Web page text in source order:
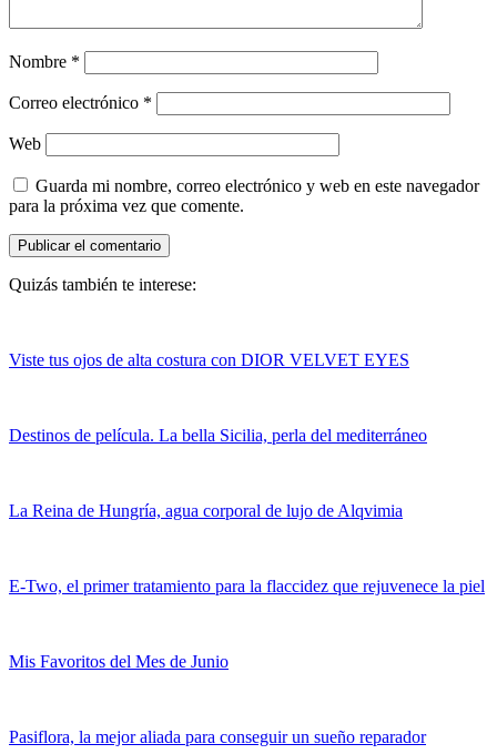
Nombre *
Correo electrónico *
Web
Guarda mi nombre, correo electrónico y web en este navegador
para la próxima vez que comente.
Quizás también te interese:
Viste tus ojos de alta costura con DIOR VELVET EYES
Destinos de película. La bella Sicilia, perla del mediterráneo
La Reina de Hungría, agua corporal de lujo de Alqvimia
E-Two, el primer tratamiento para la flaccidez que rejuvenece la piel
Mis Favoritos del Mes de Junio
Pasiflora, la mejor aliada para conseguir un sueño reparador